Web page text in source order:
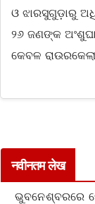
ଓ ଝାରସୁଗୁଡ଼ାରୁ
୨୬ ଜଣଙ୍କ
କେବଳ
नवीनतम लेख
ଭୁବନେଶ୍ବରରେ